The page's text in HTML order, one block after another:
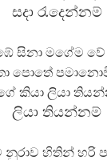
සදා රැදෙන්නම්
සිනා මගේම
පොතේ
කියා ලියා
ලියා තියන්නම්
නුරාව හිතින් හරි